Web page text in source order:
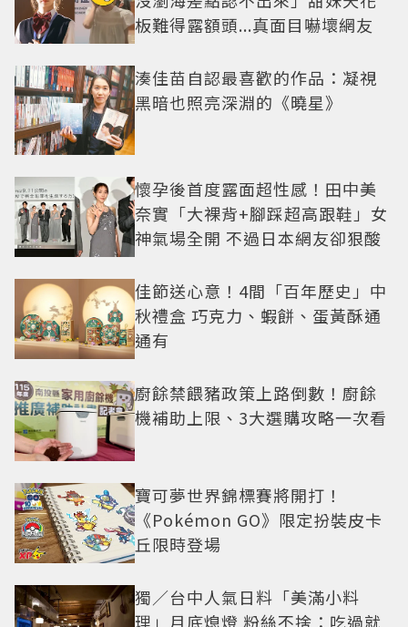
板難得露額頭...真面目嚇壞網友
湊佳苗自認最喜歡的作品：凝視
黑暗也照亮深淵的《曉星》
懷孕後首度露面超性感！田中美
奈實「大裸背+腳踩超高跟鞋」女
神氣場全開 不過日本網友卻狠酸
佳節送心意！4間「百年歷史」中
秋禮盒 巧克力、蝦餅、蛋黃酥通
通有
廚餘禁餵豬政策上路倒數！廚餘
機補助上限、3大選購攻略一次看
寶可夢世界錦標賽將開打！
《Pokémon GO》限定扮裝皮卡
丘限時登場
獨／台中人氣日料「美滿小料
理」月底熄燈 粉絲不捨：吃過就